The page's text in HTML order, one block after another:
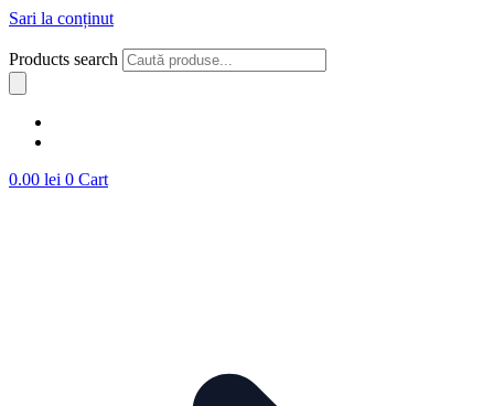
Sari la conținut
Products search
0.00 lei 0 Cart